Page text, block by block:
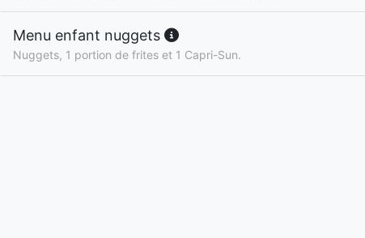
Menu enfant nuggets
Nuggets, 1 portion de frites et 1 Capri-Sun.